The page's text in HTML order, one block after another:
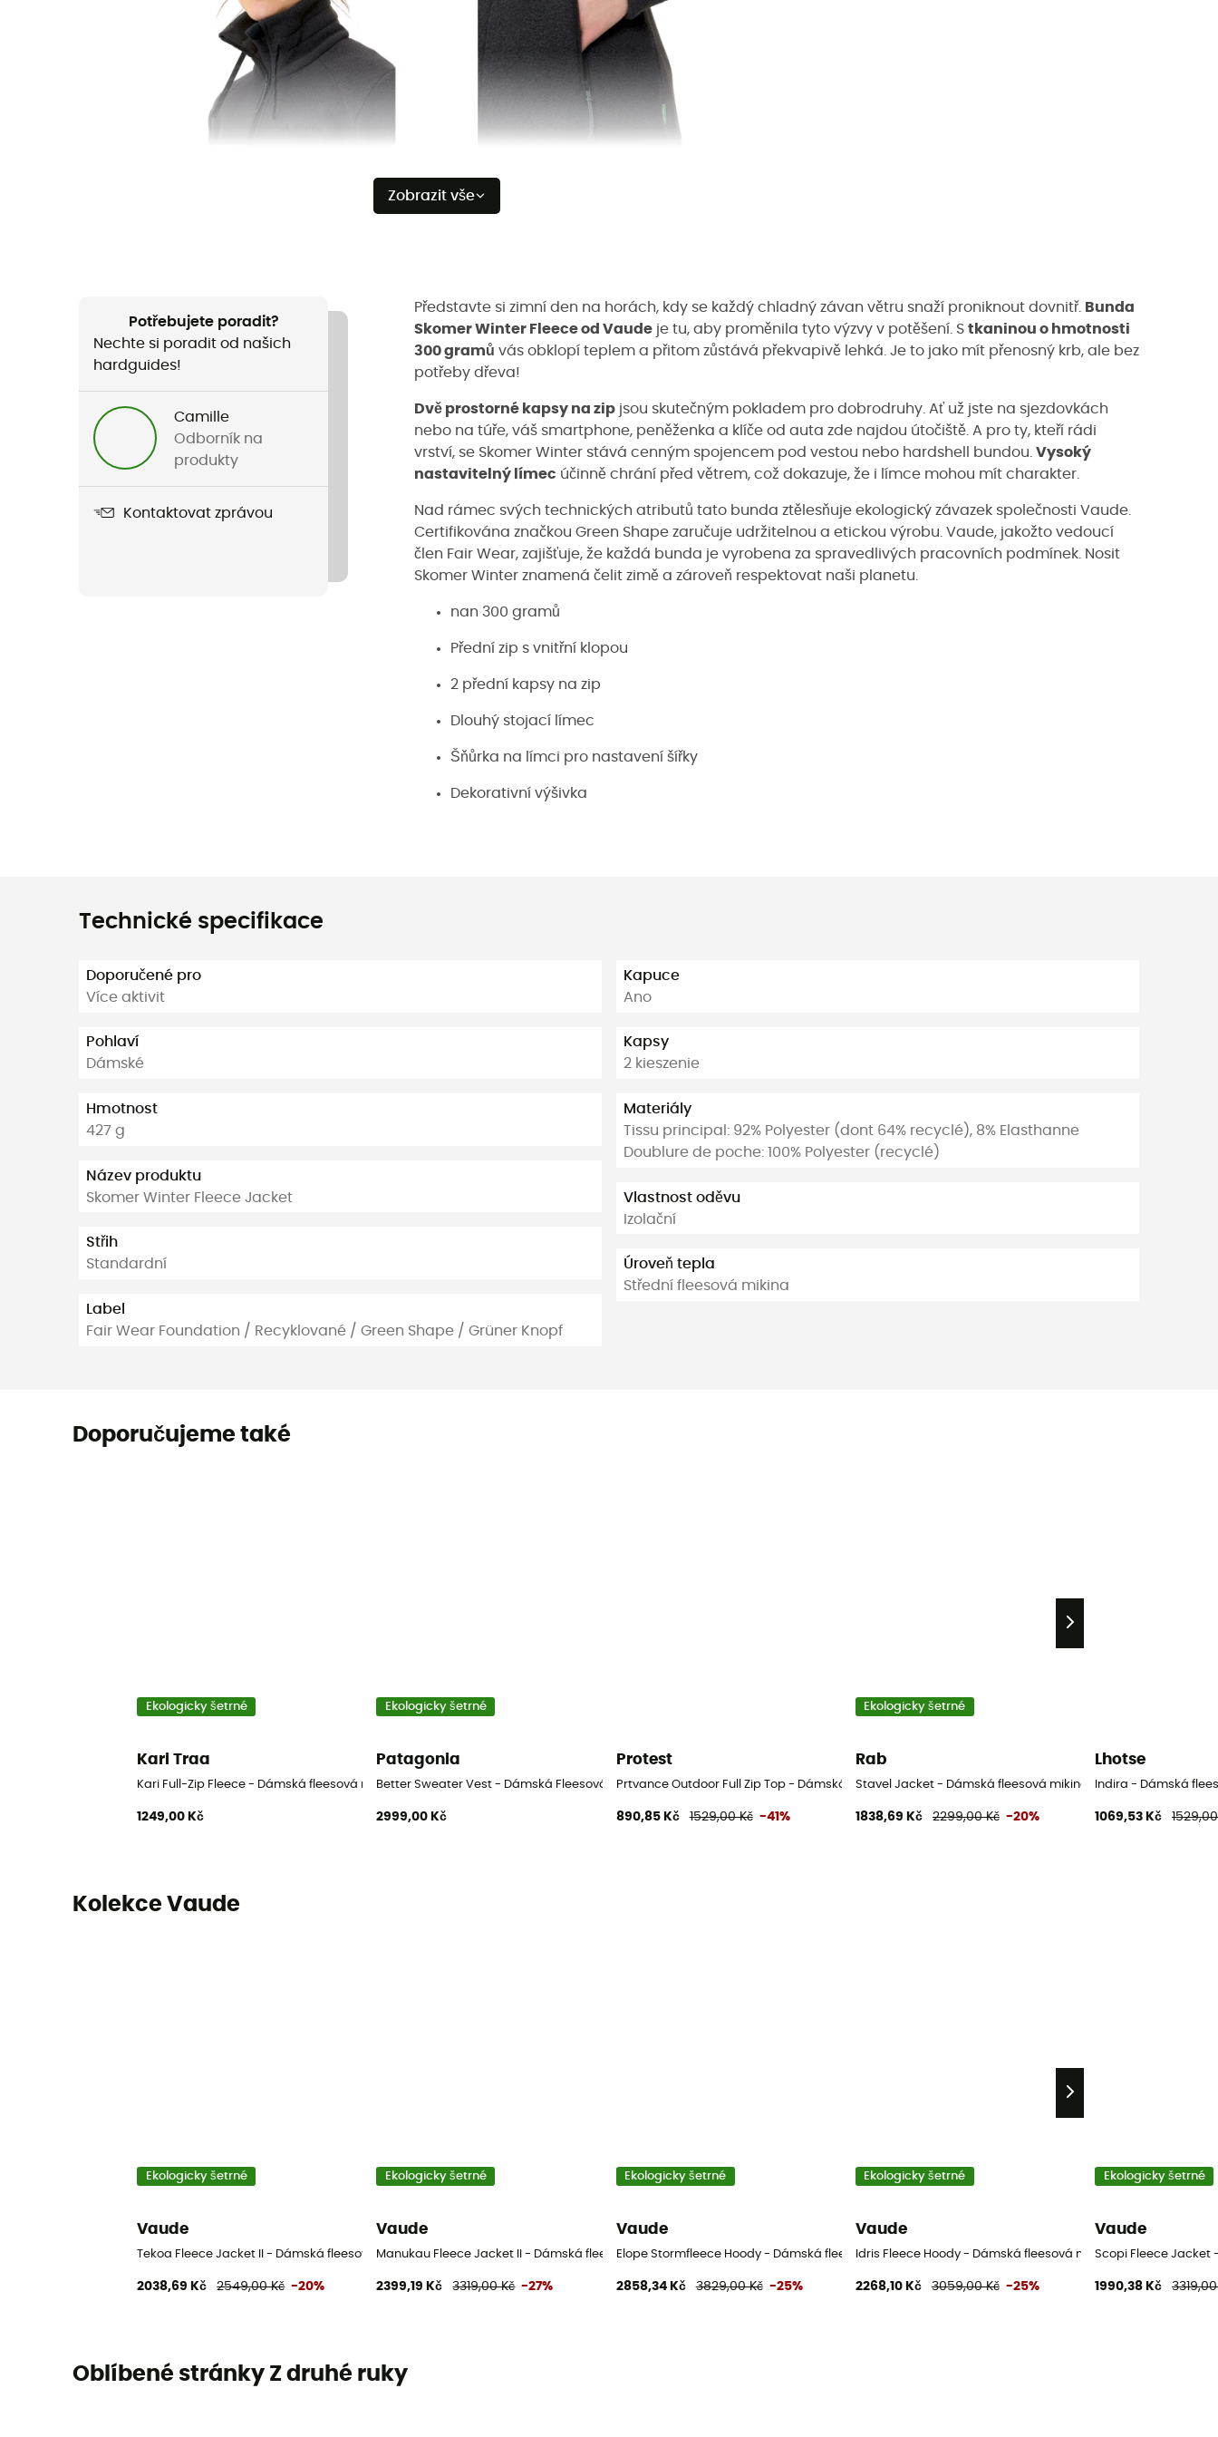
Zobrazit vše
Potřebujete poradit?
Nechte si poradit od našich
hardguides!
Camille
Odborník na
produkty
Kontaktovat zprávou
Představte si zimní den na horách, kdy se každý chladný závan větru snaží proniknout dovnitř.
Bunda
Skomer Winter Fleece od Vaude je tu, aby proměnila tyto výzvy v potěšení. S tkaninou o hmotnosti
300 gramů vás obklopí teplem a přitom zůstává překvapivě lehká. Je to jako mít přenosný krb, ale bez
potřeby dřeva!
Dvě prostorné kapsy na zip jsou skutečným pokladem pro dobrodruhy. Ať už jste na sjezdovkách
nebo na túře, váš smartphone, peněženka a klíče od auta zde najdou útočiště. A pro ty, kteří rádi
vrství, se Skomer Winter stává cenným spojencem pod vestou nebo hardshell bundou. Vysoký
nastavitelný límec účinně chrání před větrem, což dokazuje, že i límce mohou mít charakter.
Nad rámec svých technických atributů tato bunda ztělesňuje ekologický závazek společnosti Vaude.
Certifikována značkou Green Shape zaručuje udržitelnou a etickou výrobu. Vaude, jakožto vedoucí
člen Fair Wear, zajišťuje, že každá bunda je vyrobena za spravedlivých pracovních podmínek. Nosit
Skomer Winter znamená čelit zimě a zároveň respektovat naši planetu.
nan 300 gramů
Přední zip s vnitřní klopou
2 přední kapsy na zip
Dlouhý stojací límec
Šňůrka na límci pro nastavení šířky
Dekorativní výšivka
Technické specifikace
Doporučené pro
Více aktivit
Pohlaví
Dámské
Hmotnost
427 g
Název produktu
Skomer Winter Fleece Jacket
Střih
Standardní
Label
Fair Wear Foundation / Recyklované / Green Shape / Grüner Knopf
Kapuce
Ano
Kapsy
2 kieszenie
Materiály
Tissu principal: 92% Polyester (dont 64% recyclé), 8% Elasthanne
Doublure de poche: 100% Polyester (recyclé)
Vlastnost oděvu
Izolační
Úroveň tepla
Střední fleesová mikina
Doporučujeme také
Ekologicky šetrné
Kari Traa
Kari Full-Zip Fleece - Dámská fleesová mikina
1249,00 Kč
Ekologicky šetrné
Patagonia
Better Sweater Vest - Dámská Fleesová mikina
2999,00 Kč
Protest
Prtvance Outdoor Full Zip Top - Dámská fleesová mikina
890,85 Kč 1529,00 Kč -41%
Ekologicky šetrné
Rab
Stavel Jacket - Dámská fleesová mikina
1838,69 Kč 2299,00 Kč -20%
Lhotse
Indira - Dámská
1069,53 Kč
Kolekce Vaude
Ekologicky šetrné
Vaude
Tekoa Fleece Jacket II - Dámská fleesová mikina
2038,69 Kč 2549,00 Kč -20%
Ekologicky šetrné
Vaude
Manukau Fleece Jacket II - Dámská fleesová mikina
2399,19 Kč 3319,00 Kč -27%
Ekologicky šetrné
Vaude
Elope Stormfleece Hoody - Dámská fleesová mikina
2858,34 Kč 3829,00 Kč -25%
Ekologicky šetrné
Vaude
Idris Fleece Hoody - Dámská fleesová mikina
2268,10 Kč 3059,00 Kč -25%
Ekologicky šetrné
Vaude
Scopi Fleece Jacket
1990,38 Kč
Oblíbené stránky Z druhé ruky